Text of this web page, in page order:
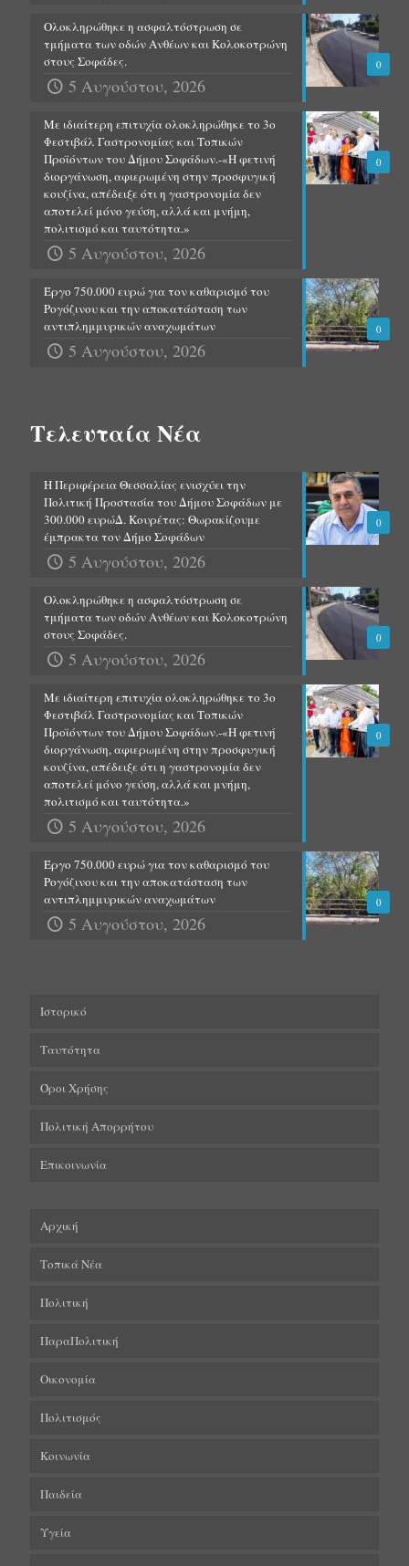
0
Ολοκληρώθηκε η ασφαλτόστρωση σε
τμήματα των οδών Ανθέων και Κολοκοτρώνη
στους Σοφάδες.
5 Αυγούστου, 2026
0
Με ιδιαίτερη επιτυχία ολοκληρώθηκε το 3ο
Φεστιβάλ Γαστρονομίας και Τοπικών
Προϊόντων του Δήμου Σοφάδων.-«Η φετινή
διοργάνωση, αφιερωμένη στην προσφυγική
κουζίνα, απέδειξε ότι η γαστρονομία δεν
αποτελεί μόνο γεύση, αλλά και μνήμη,
πολιτισμό και ταυτότητα.»
5 Αυγούστου, 2026
0
Έργο 750.000 ευρώ για τον καθαρισμό του
Ρογόζινου και την αποκατάσταση των
αντιπλημμυρικών αναχωμάτων
5 Αυγούστου, 2026
Τελευταία Νέα
0
Η Περιφέρεια Θεσσαλίας ενισχύει την
Πολιτική Προστασία του Δήμου Σοφάδων με
300.000 ευρώΔ. Κουρέτας: Θωρακίζουμε
έμπρακτα τον Δήμο Σοφάδων
5 Αυγούστου, 2026
0
Ολοκληρώθηκε η ασφαλτόστρωση σε
τμήματα των οδών Ανθέων και Κολοκοτρώνη
στους Σοφάδες.
5 Αυγούστου, 2026
0
Με ιδιαίτερη επιτυχία ολοκληρώθηκε το 3ο
Φεστιβάλ Γαστρονομίας και Τοπικών
Προϊόντων του Δήμου Σοφάδων.-«Η φετινή
διοργάνωση, αφιερωμένη στην προσφυγική
κουζίνα, απέδειξε ότι η γαστρονομία δεν
αποτελεί μόνο γεύση, αλλά και μνήμη,
πολιτισμό και ταυτότητα.»
5 Αυγούστου, 2026
0
Έργο 750.000 ευρώ για τον καθαρισμό του
Ρογόζινου και την αποκατάσταση των
αντιπλημμυρικών αναχωμάτων
5 Αυγούστου, 2026
Ιστορικό
Ταυτότητα
Όροι Χρήσης
Πολιτική Απορρήτου
Επικοινωνία
Αρχική
Τοπικά Νέα
Πολιτική
ΠαραΠολιτική
Οικονομία
Πολιτισμός
Κοινωνία
Παιδεία
Υγεία